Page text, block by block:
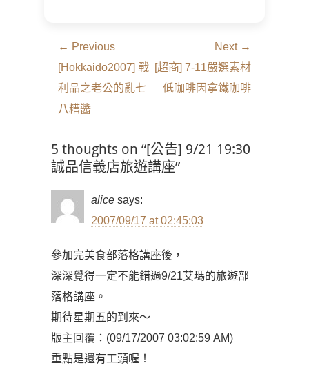
文
章
導
覽
← Previous
Previous
post:
[Hokkaido2007] 戰
利品之老公的亂七
八糟醬
Next →
Next
post:
[超商] 7-11嚴選素材
低咖啡因拿鐵咖啡
5 thoughts on “[公告] 9/21 19:30
誠品信義店旅遊講座”
alice says:
2007/09/17 at 02:45:03
參加完美食部落格講座後，
深深覺得一定不能錯過9/21艾瑪的旅遊部
落格講座。
期待星期五的到來～
版主回覆：(09/17/2007 03:02:59 AM)
重點是還有工頭喔！